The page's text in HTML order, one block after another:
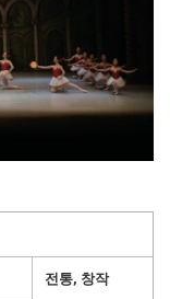
전통, 창작